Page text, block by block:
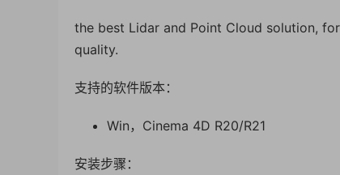
the best Lidar and Point Cloud solution,
quality.
支持的软件版本：
Win，Cinema 4D R20/R21
安装步骤：